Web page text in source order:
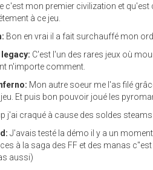
c'est mon premier civilization et
à ce jeu.
Bon en vrai il a fait surchauffé mon
legacy: C'est l'un des rares jeux où
n'importe comment.
Mon autre soeur me l'as filé
Et puis bon pouvoir joué les
j'ai craqué à cause des soldes
J'avais testé la démo il y a un
à la saga des FF et des manas
aussi)